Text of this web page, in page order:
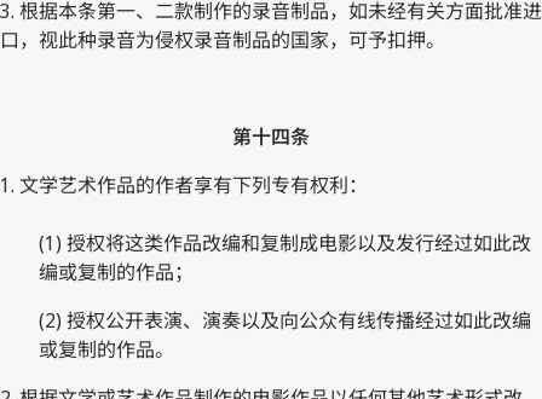
3. 根据本条第一、二款制作的录音制品，如未经有关方面批准进
口，视此种录音为侵权录音制品的国家，可予扣押。
第十四条
1. 文学艺术作品的作者享有下列专有权利：
(1) 授权将这类作品改编和复制成电影以及发行经过如此改
编或复制的作品；
(2) 授权公开表演、演奏以及向公众有线传播经过如此改编
或复制的作品。